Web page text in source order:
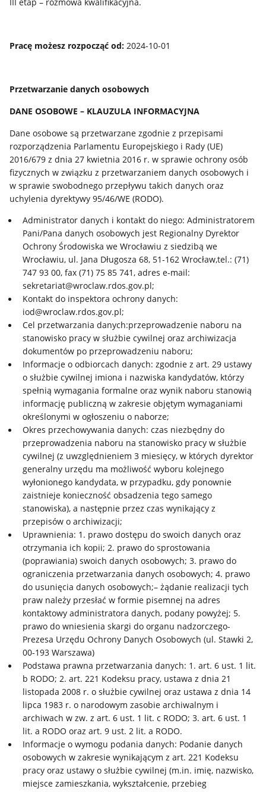
Pracę możesz rozpocząć od:2024-10-01
Przetwarzanie danych osobowych
DANE OSOBOWE – KLAUZULA INFORMACYJNA
Dane osobowe są przetwarzane zgodnie z przepisami
rozporządzenia Parlamentu Europejskiego i Rady (UE)
2016/679 z dnia 27 kwietnia 2016 r. w sprawie ochrony osób
fizycznych w związku z przetwarzaniem danych osobowych i
w sprawie swobodnego przepływu takich danych oraz
uchylenia dyrektywy 95/46/WE (RODO).
Administrator danych i kontakt do niego: Administratorem
Pani/Pana danych osobowych jest Regionalny Dyrektor
Ochrony Środowiska we Wrocławiu z siedzibą we
Wrocławiu, ul. Jana Długosza 68, 51-162 Wrocław,tel.: (71)
747 93 00, fax (71) 75 85 741, adres e-mail:
sekretariat@wroclaw.rdos.gov.pl;
Kontakt do inspektora ochrony danych:
iod@wroclaw.rdos.gov.pl;
Cel przetwarzania danych:przeprowadzenie naboru na
stanowisko pracy w służbie cywilnej oraz archiwizacja
dokumentów po przeprowadzeniu naboru;
Informacje o odbiorcach danych: zgodnie z art. 29 ustawy
o służbie cywilnej imiona i nazwiska kandydatów, którzy
spełnią wymagania formalne oraz wynik naboru stanowią
informację publiczną w zakresie objętym wymaganiami
określonymi w ogłoszeniu o naborze;
Okres przechowywania danych: czas niezbędny do
przeprowadzenia naboru na stanowisko pracy w służbie
cywilnej (z uwzględnieniem 3 miesięcy, w których dyrektor
generalny urzędu ma możliwość wyboru kolejnego
wyłonionego kandydata, w przypadku, gdy ponownie
zaistnieje konieczność obsadzenia tego samego
stanowiska), a następnie przez czas wynikający z
przepisów o archiwizacji;
Uprawnienia: 1. prawo dostępu do swoich danych oraz
otrzymania ich kopii; 2. prawo do sprostowania
(poprawiania) swoich danych osobowych; 3. prawo do
ograniczenia przetwarzania danych osobowych; 4. prawo
do usunięcia danych osobowych;– żądanie realizacji tych
praw należy przesłać w formie pisemnej na adres
kontaktowy administratora danych, podany powyżej; 5.
prawo do wniesienia skargi do organu nadzorczego-
Prezesa Urzędu Ochrony Danych Osobowych (ul. Stawki 2,
00-193 Warszawa)
Podstawa prawna przetwarzania danych: 1. art. 6 ust. 1 lit.
b RODO; 2. art. 221 Kodeksu pracy, ustawa z dnia 21
listopada 2008 r. o służbie cywilnej oraz ustawa z dnia 14
lipca 1983 r. o narodowym zasobie archiwalnym i
archiwach w zw. z art. 6 ust. 1 lit. c RODO; 3. art. 6 ust. 1
lit. a RODO oraz art. 9 ust. 2 lit. a RODO.
Informacje o wymogu podania danych: Podanie danych
osobowych w zakresie wynikającym z art. 221 Kodeksu
pracy oraz ustawy o służbie cywilnej (m.in. imię, nazwisko,
miejsce zamieszkania, wykształcenie, przebieg